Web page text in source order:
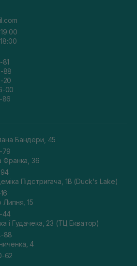
88
20
00
86
Бандери, 45
79
Франка, 36
Підстригача, 1В (Duck's Lake)
Липня, 15
44
і Гудачека, 23 (ТЦ Екватор)
88
4
62